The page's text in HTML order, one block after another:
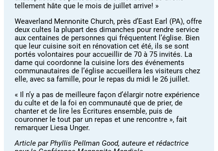
tellement hâte que le mois de juillet arrive! »
Weaverland Mennonite Church, près d’East Earl (PA), offre
deux cultes la plupart des dimanches pour rendre service
aux centaines de personnes qui fréquentent l’église. Bien
que leur cuisine soit en rénovation cet été, ils se sont
portés volontaires pour accueillir de 70 à 75 invités. La
dame qui coordonne la cuisine lors des événements
communautaires de l’église accueillera les visiteurs chez
elle, avec sa famille, pour le repas du midi le 26 juillet.
« Il n’y a pas de meilleure façon d’élargir notre expérience
du culte et de la foi en communauté que de prier, de
chanter et de lire les Écritures ensemble, puis de
couronner le tout par un repas et une rencontre », fait
remarquer Liesa Unger.
Article par Phyllis Pellman Good, auteure et rédactrice